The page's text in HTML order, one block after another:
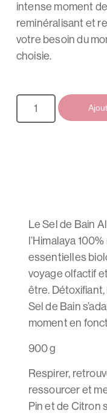
intense moment
reminéralisant et
votre besoin du
choisie.
Le Sel de Bain
l’Himalaya
essentielles
voyage olfactif
être.
Sel de Bain
moment en
900 g
Respirer,
ressourcer et
Pin et de Citron